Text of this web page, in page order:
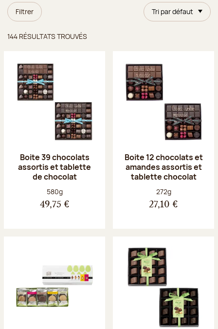
Filtrer Tri par défaut
144 RÉSULTATS TROUVÉS
Boite 39 chocolats
assortis et tablette
de chocolat
Poids net :
580g
49,75 €
Boite 12 chocolats et
amandes assortis et
tablette chocolat
Poids net :
272g
27,10 €